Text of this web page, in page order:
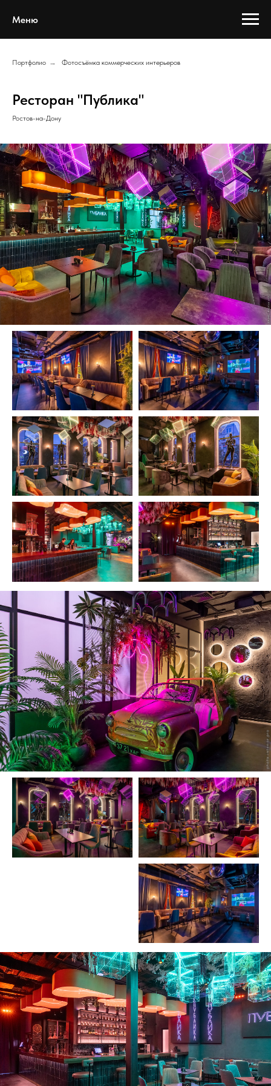
Меню
Портфолио → Фотосъёмка коммерческих интерьеров
Ресторан "Публика"
Ростов-на-Дону